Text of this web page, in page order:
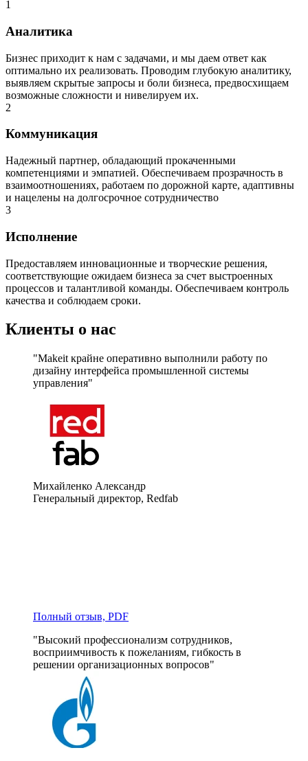
1
Аналитика
Бизнес приходит к нам с задачами, и мы даем ответ как
оптимально их реализовать. Проводим глубокую аналитику,
выявляем скрытые запросы и боли бизнеса, предвосхищаем
возможные сложности и нивелируем их.
2
Коммуникация
Надежный партнер, обладающий прокаченными
компетенциями и эмпатией. Обеспечиваем прозрачность в
взаимоотношениях, работаем по дорожной карте, адаптивны
и нацелены на долгосрочное сотрудничество
3
Исполнение
Предоставляем инновационные и творческие решения,
соответствующие ожидаем бизнеса за счет выстроенных
процессов и талантливой команды. Обеспечиваем контроль
качества и соблюдаем сроки.
Клиенты о нас
"Makeit крайне оперативно выполнили работу по
дизайну интерфейса промышленной системы
управления"
Михайленко Александр
Генеральный директор, Redfab
Полный отзыв, PDF
"Высокий профессионализм сотрудников,
восприимчивость к пожеланиям, гибкость в
решении организационных вопросов"